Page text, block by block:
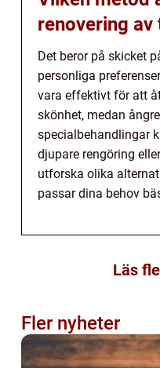
renovering av
Det beror på skicket
personliga
vara effektivt för att
skönhet, medan
specialbehandlingar
djupare rengöring
utforska olika
passar dina behov
Läs
Fler nyheter